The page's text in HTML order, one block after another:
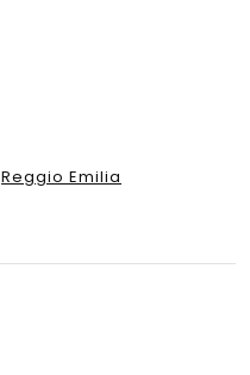
Reggio Emilia